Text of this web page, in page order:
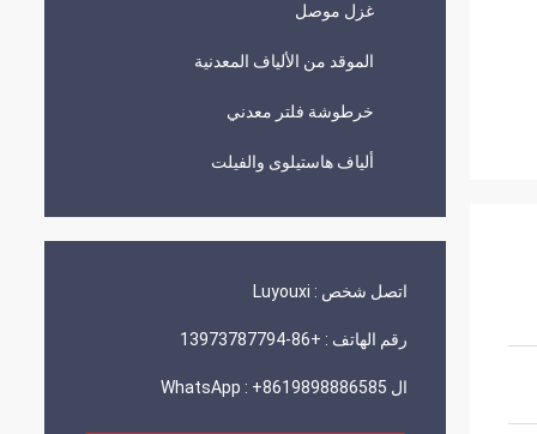
غزل موصل
الموقد من الألياف المعدنية
خرطوشة فلتر معدني
ألياف هاستيلوى والفيلت
اتصل شخص : Luyouxi
رقم الهاتف : +86-13973787794
ال WhatsApp : +8619898886585